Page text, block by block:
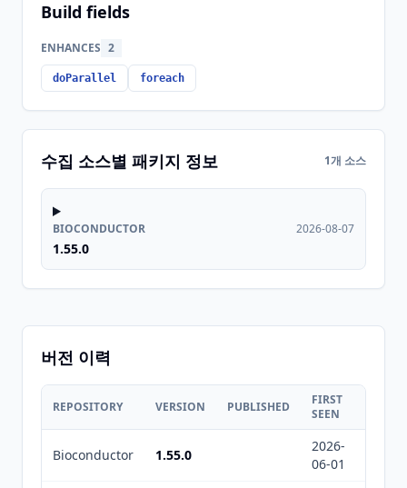
Build fields
ENHANCES 2
doParallel foreach
수집 소스별 패키지 정보 1개 소스
BIOCONDUCTOR
1.55.0
2026-08-07
버전 이력
REPOSITORY VERSION PUBLISHED
FIRST
SEEN
Bioconductor 1.55.0
2026-
06-01